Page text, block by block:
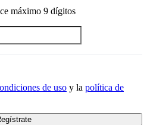
máximo 9dígitos
de uso y la política de